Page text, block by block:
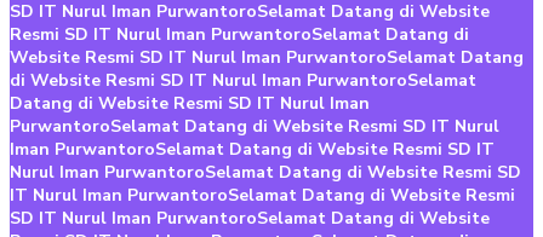
SD IT Nurul Iman PurwantoroSelamat Datang di Website
Resmi SD IT Nurul Iman PurwantoroSelamat Datang di
Website Resmi SD IT Nurul Iman PurwantoroSelamat Datang
di Website Resmi SD IT Nurul Iman PurwantoroSelamat
Datang di Website Resmi SD IT Nurul Iman
PurwantoroSelamat Datang di Website Resmi SD IT Nurul
Iman PurwantoroSelamat Datang di Website Resmi SD IT
Nurul Iman PurwantoroSelamat Datang di Website Resmi SD
IT Nurul Iman PurwantoroSelamat Datang di Website Resmi
SD IT Nurul Iman PurwantoroSelamat Datang di Website